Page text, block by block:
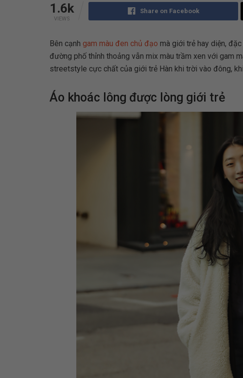
1.6k
VIEWS
Share on Facebook
Bên cạnh gam màu đen chủ đạo mà giới trẻ hay diện,
đường phố thỉnh thoảng vẫn mix màu trầm xen với gam
streetstyle cực chất của giới trẻ Hàn khi trời vào đông,
Áo khoác lông được lòng giới trẻ